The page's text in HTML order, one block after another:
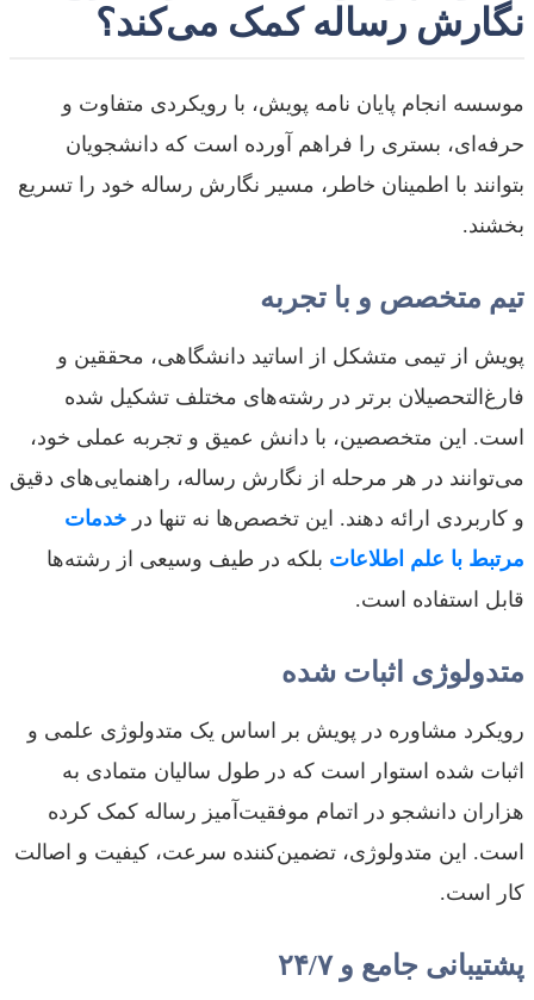
نگارش رساله کمک می‌کند؟
موسسه انجام پایان نامه پویش، با رویکردی متفاوت و
حرفه‌ای، بستری را فراهم آورده است که دانشجویان
بتوانند با اطمینان خاطر، مسیر نگارش رساله خود را تسریع
بخشند.
تیم متخصص و با تجربه
پویش از تیمی متشکل از اساتید دانشگاهی، محققین و
فارغ‌التحصیلان برتر در رشته‌های مختلف تشکیل شده
است. این متخصصین، با دانش عمیق و تجربه عملی خود،
می‌توانند در هر مرحله از نگارش رساله، راهنمایی‌های دقیق
و کاربردی ارائه دهند. این تخصص‌ها نه تنها در خدمات
مرتبط با علم اطلاعات بلکه در طیف وسیعی از رشته‌ها
قابل استفاده است.
متدولوژی اثبات شده
رویکرد مشاوره در پویش بر اساس یک متدولوژی علمی و
اثبات شده استوار است که در طول سالیان متمادی به
هزاران دانشجو در اتمام موفقیت‌آمیز رساله کمک کرده
است. این متدولوژی، تضمین‌کننده سرعت، کیفیت و اصالت
کار است.
پشتیبانی جامع و ۲۴/۷